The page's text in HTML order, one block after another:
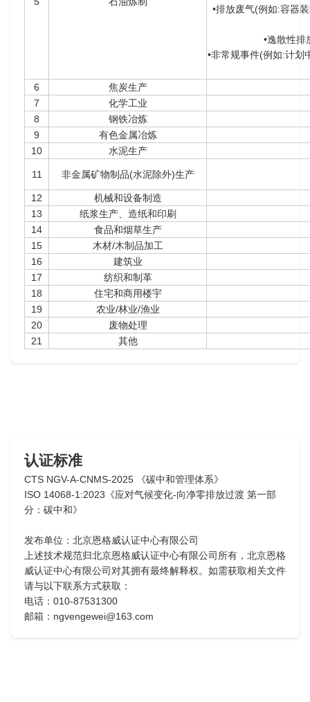
•排放废气(例如:容器
•逸散性
•非常规事件(例如:计划
6
焦炭生产
7
化学工业
8
钢铁冶炼
9
有色金属冶炼
10
水泥生产
11 非金属矿物制品(水泥除外)生产
12
机械和设备制造
13
纸浆生产、造纸和印刷
14
食品和烟草生产
15
木材/木制品加工
16
建筑业
17
纺织和制革
18
住宅和商用楼宇
19
农业/林业/渔业
20
废物处理
21
其他
认证标准
CTS NGV-A-CNMS-2025 《碳中和管理体系》
ISO 14068-1:2023《应对气候变化-向净零排放过渡 第一部
分：碳中和》
发布单位：北京恩格威认证中心有限公司
上述技术规范归北京恩格威认证中心有限公司所有，北京恩格
威认证中心有限公司对其拥有最终解释权。如需获取相关文件
请与以下联系方式获取：
电话：010-87531300
邮箱：ngvengewei@163.com